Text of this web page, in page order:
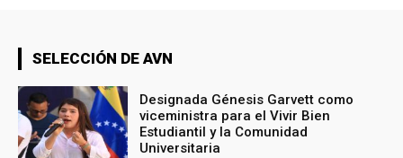
SELECCIÓN DE AVN
Designada Génesis Garvett como
viceministra para el Vivir Bien
Estudiantil y la Comunidad
Universitaria